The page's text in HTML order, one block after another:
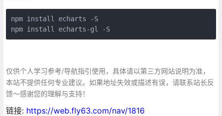
npm install echarts -S
npm install echarts-gl -S
仅供个人学习参考/导航指引使用，具体请以第三方网站说明为准，
本站不提供任何专业建议。如果地址失效或描述有误，请联系站长反
馈～感谢您的理解与支持！
链接: https://web.fly63.com/nav/1816